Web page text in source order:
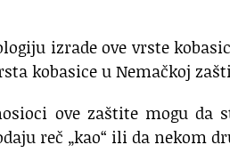
izrade ove vrste
kobasice u Nemačkoj
ove zaštite mogu da
reč „kao“ ili da nekom